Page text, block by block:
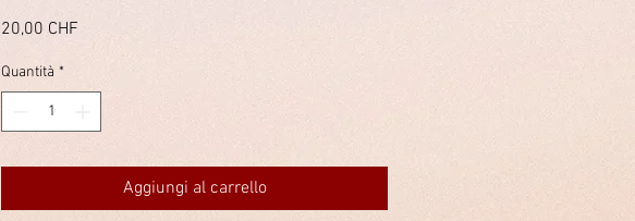
20,00 CHF
Quantità *
Aggiungi al carrello